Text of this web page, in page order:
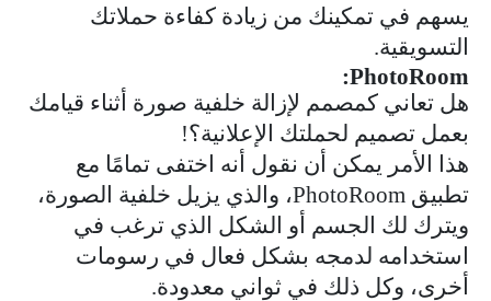
يسهم في تمكينك من زيادة كفاءة حملاتك
التسويقية.
PhotoRoom
:
هل تعاني كمصمم لإزالة خلفية صورة أثناء قيامك
بعمل تصميم لحملتك الإعلانية؟!
هذا الأمر يمكن أن نقول أنه اختفى تمامًا مع
تطبيق PhotoRoom، والذي يزيل خلفية الصورة،
ويترك لك الجسم أو الشكل الذي ترغب في
استخدامه لدمجه بشكل فعال في رسومات
أخرى، وكل ذلك في ثواني معدودة.